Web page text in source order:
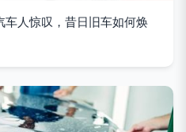
人惊叹，昔日旧车如何焕